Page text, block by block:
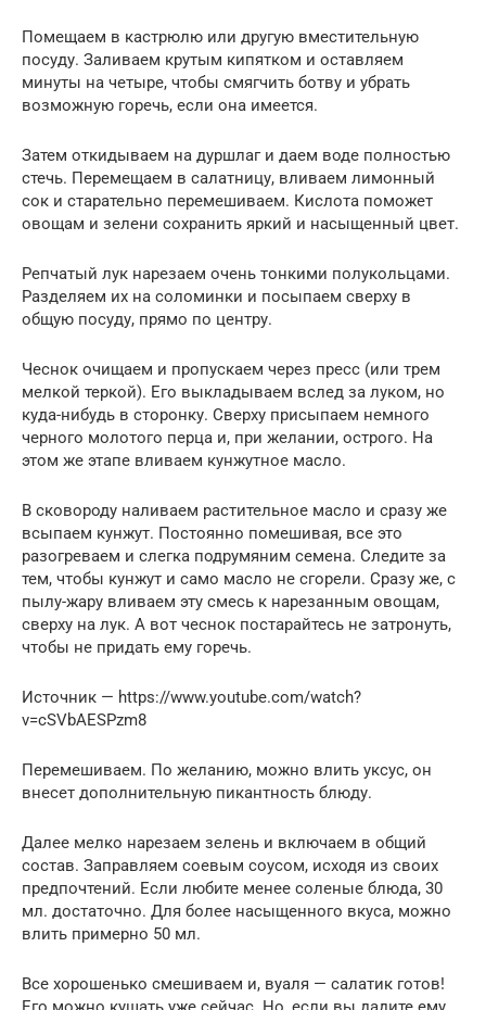
Помещаем в кастрюлю или другую вместительную
посуду. Заливаем крутым кипятком и оставляем
минуты на четыре, чтобы смягчить ботву и убрать
возможную горечь, если она имеется.
Затем откидываем на дуршлаг и даем воде полностью
стечь. Перемещаем в салатницу, вливаем лимонный
сок и старательно перемешиваем. Кислота поможет
овощам и зелени сохранить яркий и насыщенный цвет.
Репчатый лук нарезаем очень тонкими полукольцами.
Разделяем их на соломинки и посыпаем сверху в
общую посуду, прямо по центру.
Чеснок очищаем и пропускаем через пресс (или трем
мелкой теркой). Его выкладываем вслед за луком, но
куда-нибудь в сторонку. Сверху присыпаем немного
черного молотого перца и, при желании, острого. На
этом же этапе вливаем кунжутное масло.
В сковороду наливаем растительное масло и сразу же
всыпаем кунжут. Постоянно помешивая, все это
разогреваем и слегка подрумяним семена. Следите за
тем, чтобы кунжут и само масло не сгорели. Сразу же, с
пылу-жару вливаем эту смесь к нарезанным овощам,
сверху на лук. А вот чеснок постарайтесь не затронуть,
чтобы не придать ему горечь.
Источник — https://www.youtube.com/watch?
v=cSVbAESPzm8
Перемешиваем. По желанию, можно влить уксус, он
внесет дополнительную пикантность блюду.
Далее мелко нарезаем зелень и включаем в общий
состав. Заправляем соевым соусом, исходя из своих
предпочтений. Если любите менее соленые блюда, 30
мл. достаточно. Для более насыщенного вкуса, можно
влить примерно 50 мл.
Все хорошенько смешиваем и, вуаля — салатик готов!